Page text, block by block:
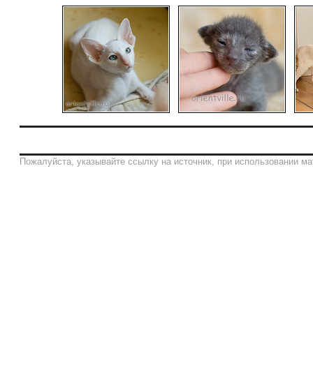
Пожалуйста, указывайте ссылку на источник, при использовании